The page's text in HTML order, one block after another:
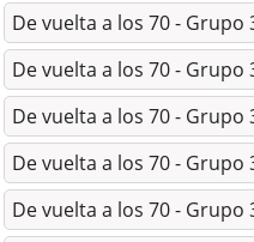
De vuelta a los 70 - Grupo
De vuelta a los 70 - Grupo
De vuelta a los 70 - Grupo
De vuelta a los 70 - Grupo
De vuelta a los 70 - Grupo